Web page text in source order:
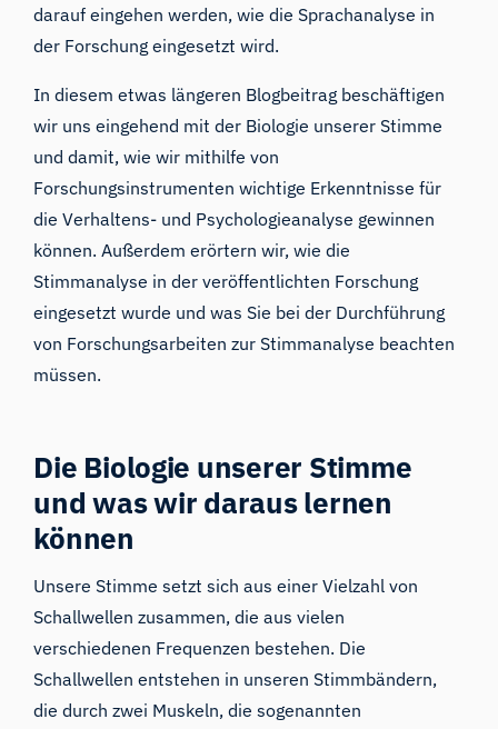
darauf eingehen werden, wie die Sprachanalyse in
der Forschung eingesetzt wird.
In diesem etwas längeren Blogbeitrag beschäftigen
wir uns eingehend mit der Biologie unserer Stimme
und damit, wie wir mithilfe von
Forschungsinstrumenten wichtige Erkenntnisse für
die Verhaltens- und Psychologieanalyse gewinnen
können. Außerdem erörtern wir, wie die
Stimmanalyse in der veröffentlichten Forschung
eingesetzt wurde und was Sie bei der Durchführung
von Forschungsarbeiten zur Stimmanalyse beachten
müssen.
Die Biologie unserer Stimme
und was wir daraus lernen
können
Unsere Stimme setzt sich aus einer Vielzahl von
Schallwellen zusammen, die aus vielen
verschiedenen Frequenzen bestehen. Die
Schallwellen entstehen in unseren Stimmbändern,
die durch zwei Muskeln, die sogenannten